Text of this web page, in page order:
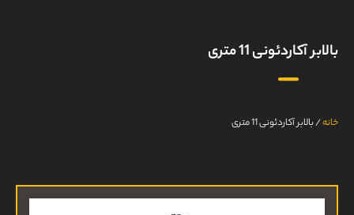
بالابر آکاردئونی 11 متری
خانه/بالابر آکاردئونی 11 متری